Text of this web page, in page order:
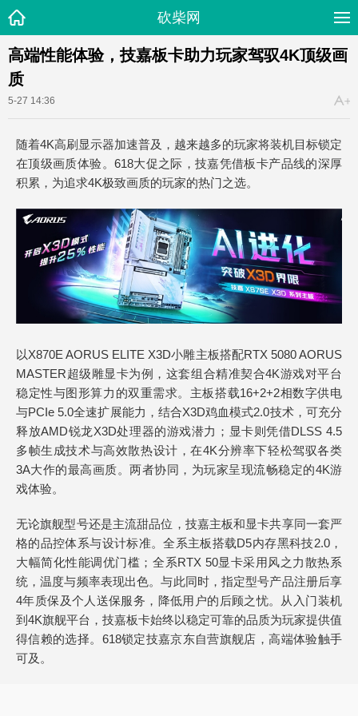
砍柴网
高端性能体验，技嘉板卡助力玩家驾驭4K顶级画
质
5-27 14:36
随着4K高刷显示器加速普及，越来越多的玩家将装机目标锁定
在顶级画质体验。618大促之际，技嘉凭借板卡产品线的深厚
积累，为追求4K极致画质的玩家的热门之选。
以X870E AORUS ELITE X3D小雕主板搭配RTX 5080 AORUS
MASTER超级雕显卡为例，这套组合精准契合4K游戏对平台
稳定性与图形算力的双重需求。主板搭载16+2+2相数字供电
与PCIe 5.0全速扩展能力，结合X3D鸡血模式2.0技术，可充分
释放AMD锐龙X3D处理器的游戏潜力；显卡则凭借DLSS 4.5
多帧生成技术与高效散热设计，在4K分辨率下轻松驾驭各类
3A大作的最高画质。两者协同，为玩家呈现流畅稳定的4K游
戏体验。
无论旗舰型号还是主流甜品位，技嘉主板和显卡共享同一套严
格的品控体系与设计标准。全系主板搭载D5内存黑科技2.0，
大幅简化性能调优门槛；全系RTX 50显卡采用风之力散热系
统，温度与频率表现出色。与此同时，指定型号产品注册后享
4年质保及个人送保服务，降低用户的后顾之忧。从入门装机
到4K旗舰平台，技嘉板卡始终以稳定可靠的品质为玩家提供值
得信赖的选择。618锁定技嘉京东自营旗舰店，高端体验触手
可及。